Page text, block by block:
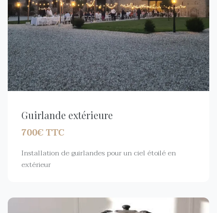
Guirlande extérieure
700€ TTC
Installation de guirlandes pour un ciel étoilé en
extérieur